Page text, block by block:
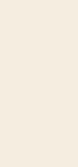
signé par la...
en